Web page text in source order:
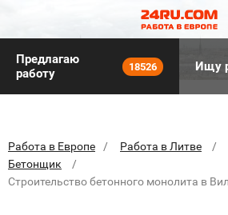
Предлагаю
работу
18526 Ищу
Работа в Европе Работа в Литве
Бетонщик
Строительство бетонного монолита в